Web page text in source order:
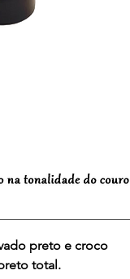
preto e croco
total.